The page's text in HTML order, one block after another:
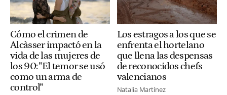
Cómo el crimen de
Alcàsser impactó en la
vida de las mujeres de
los 90: "El temor se usó
como un arma de
control"
Los estragos a los que se
enfrenta el hortelano
que llena las despensas
de reconocidos chefs
valencianos
Natalia Martínez